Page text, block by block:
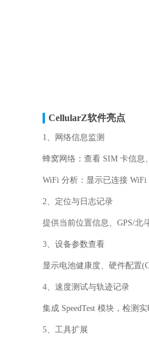
CellularZ软件亮点
1、网络信息监测
蜂窝网络：查看 SIM 卡信息
WiFi 分析：显示已连接 WiFi
2、定位与日志记录
提供当前位置信息、GPS/北
3、设备参数查看
显示电池健康度、硬件配置
4、速度测试与轨迹记录
集成 SpeedTest 模块，检测
5、工具扩展